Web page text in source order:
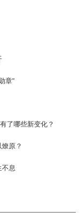
章"
了哪些新变化？
原？
息